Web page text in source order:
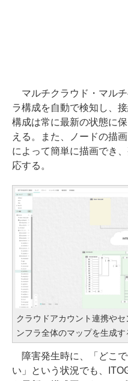
マルチクラウド・マル
ラ構成を自動で検知し、
構成は常に最新の状態に
える。また、ノードの描
によって簡単に描画でき
応する。
クラウドアカウント連携や
ンフラ全体のマップを生成す
障害発生時に、「どこ
い」という状況でも、